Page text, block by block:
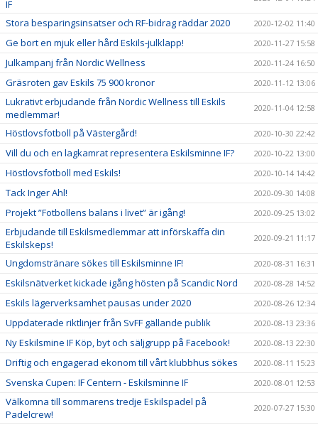
IF
Stora besparingsinsatser och RF-bidrag räddar 2020 2020-12-02 11:40
Ge bort en mjuk eller hård Eskils-julklapp! 2020-11-27 15:58
Julkampanj från Nordic Wellness 2020-11-24 16:50
Gräsroten gav Eskils 75 900 kronor 2020-11-12 13:06
Lukrativt erbjudande från Nordic Wellness till Eskils
medlemmar!
2020-11-04 12:58
Höstlovsfotboll på Västergård! 2020-10-30 22:42
Vill du och en lagkamrat representera Eskilsminne IF? 2020-10-22 13:00
Höstlovsfotboll med Eskils! 2020-10-14 14:42
Tack Inger Ahl! 2020-09-30 14:08
Projekt ”Fotbollens balans i livet” är igång! 2020-09-25 13:02
Erbjudande till Eskilsmedlemmar att införskaffa din
Eskilskeps!
2020-09-21 11:17
Ungdomstränare sökes till Eskilsminne IF! 2020-08-31 16:31
Eskilsnätverket kickade igång hösten på Scandic Nord 2020-08-28 14:52
Eskils lägerverksamhet pausas under 2020 2020-08-26 12:34
Uppdaterade riktlinjer från SvFF gällande publik 2020-08-13 23:36
Ny Eskilsmine IF Köp, byt och säljgrupp på Facebook! 2020-08-13 22:30
Driftig och engagerad ekonom till vårt klubbhus sökes 2020-08-11 15:23
Svenska Cupen: IF Centern - Eskilsminne IF 2020-08-01 12:53
Välkomna till sommarens tredje Eskilspadel på
Padelcrew!
2020-07-27 15:30